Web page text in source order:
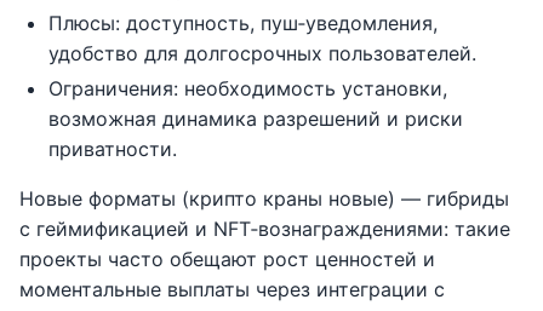
Плюсы: доступность, пуш‑уведомления,
удобство для долгосрочных пользователей.
Ограничения: необходимость установки,
возможная динамика разрешений и риски
приватности.
Новые форматы (крипто краны новые) — гибриды
с геймификацией и NFT‑вознаграждениями: такие
проекты часто обещают рост ценностей и
моментальные выплаты через интеграции с